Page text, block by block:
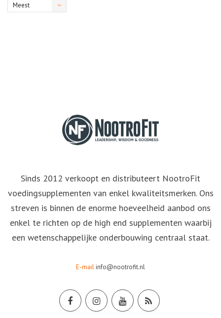
Meest
Sinds 2012 verkoopt en distributeert NootroFit
voedingsupplementen van enkel kwaliteitsmerken. Ons
streven is binnen de enorme hoeveelheid aanbod ons
enkel te richten op de high end supplementen waarbij
een wetenschappelijke onderbouwing centraal staat.
E-mailinfo@nootrofit.nl